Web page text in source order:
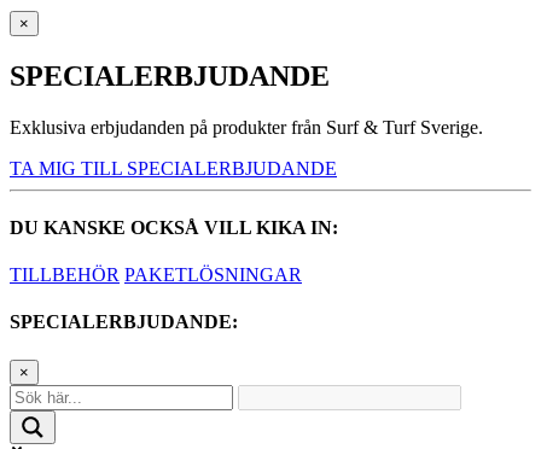
×
SPECIALERBJUDANDE
Exklusiva erbjudanden på produkter från Surf & Turf Sverige.
TA MIG TILL SPECIALERBJUDANDE
DU KANSKE OCKSÅ VILL KIKA IN:
TILLBEHÖR PAKETLÖSNINGAR
SPECIALERBJUDANDE:
×